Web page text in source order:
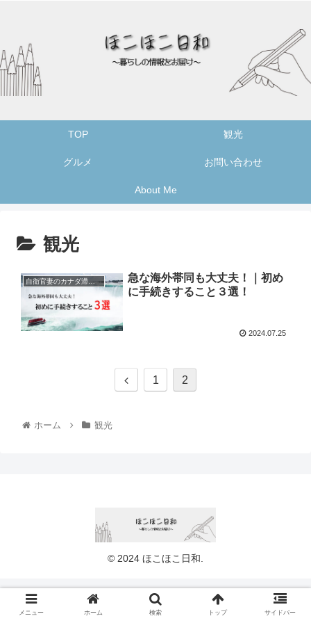
TOP 観光
グルメ お問い合わせ
About Me
観光
急な海外帯同も大丈夫！｜初め
に手続きすること３選！
2024.07.25
1 2
ホーム 観光
© 2024 ほこほこ日和.
メニュー ホーム 検索 トップ サイドバー